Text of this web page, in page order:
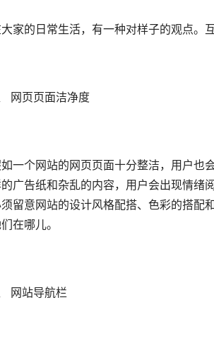
的日常生活，有一种对样子的观点。互
页页面洁净度
个网站的网页页面十分整洁，用户也
广告纸和杂乱的内容，用户会出现情绪
留意网站的设计风格配搭、色彩的搭配
在哪儿。
站导航栏